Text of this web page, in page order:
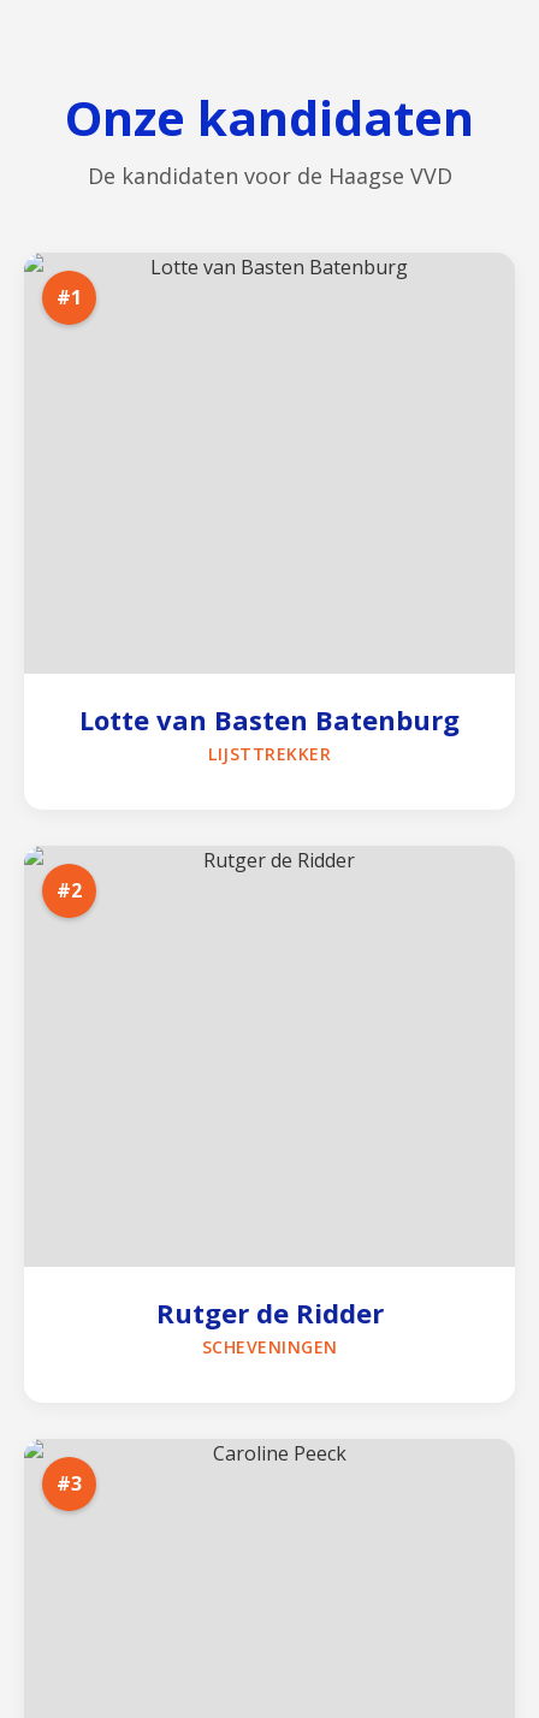
Onze kandidaten
De kandidaten voor de Haagse VVD
#1
Lotte van Basten Batenburg
LIJSTTREKKER
#2
Rutger de Ridder
SCHEVENINGEN
#3